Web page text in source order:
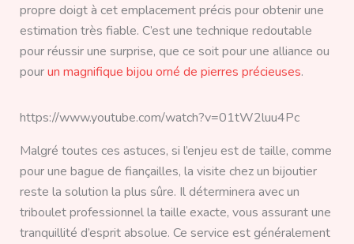
propre doigt à cet emplacement précis pour obtenir une
estimation très fiable. C’est une technique redoutable
pour réussir une surprise, que ce soit pour une alliance ou
pourun magnifique bijou orné de pierres précieuses.
https://www.youtube.com/watch?v=01tW2luu4Pc
Malgré toutes ces astuces, si l’enjeu est de taille, comme
pour une bague de fiançailles, la visite chez un bijoutier
reste la solution la plus sûre. Il déterminera avec un
triboulet professionnel la taille exacte, vous assurant une
tranquillité d’esprit absolue. Ce service est généralement